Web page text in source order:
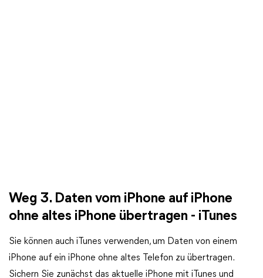
Weg 3. Daten vom iPhone auf iPhone
ohne altes iPhone übertragen - iTunes
Sie können auch iTunes verwenden, um Daten von einem
iPhone auf ein iPhone ohne altes Telefon zu übertragen.
Sichern Sie zunächst das aktuelle iPhone mit iTunes und